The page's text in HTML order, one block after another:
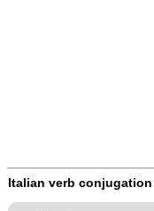
Italian verb conjugation